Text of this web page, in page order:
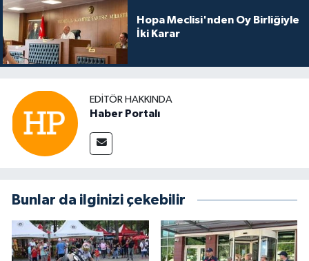
Hopa Meclisi'nden Oy Birliğiyle
İki Karar
EDITÖR HAKKINDA
Haber Portalı
Bunlar da ilginizi çekebilir